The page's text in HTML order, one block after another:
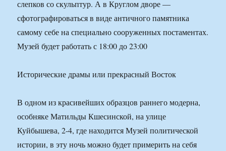
слепков со скульптур. А в Круглом дворе —
сфотографироваться в виде античного памятника
самому себе на специально сооруженных постаментах.
Музей будет работать с 18:00 до 23:00
Исторические драмы или прекрасный Восток
В одном из красивейших образцов раннего модерна,
особняке Матильды Кшесинской, на улице
Куйбышева, 2-4, где находится Музей политической
истории, в эту ночь можно будет примерить на себя